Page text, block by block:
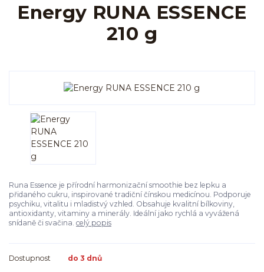
Energy RUNA ESSENCE
210 g
Runa Essence je přírodní harmonizační smoothie bez lepku a
přidaného cukru, inspirované tradiční čínskou medicínou. Podporuje
psychiku, vitalitu i mladistvý vzhled. Obsahuje kvalitní bílkoviny,
antioxidanty, vitaminy a minerály. Ideální jako rychlá a vyvážená
snídaně či svačina. celý popis
Dostupnost do 3 dnů